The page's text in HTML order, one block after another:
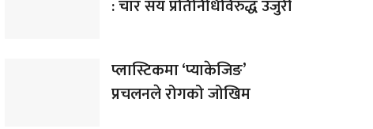
: चार सय प्रतिनिधिविरुद्ध उजुरी
प्लास्टिकमा ‘प्याकेजिङ’
प्रचलनले रोगको जोखिम